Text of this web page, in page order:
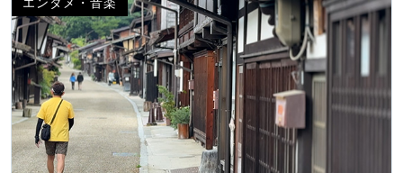
エンタメ・音楽